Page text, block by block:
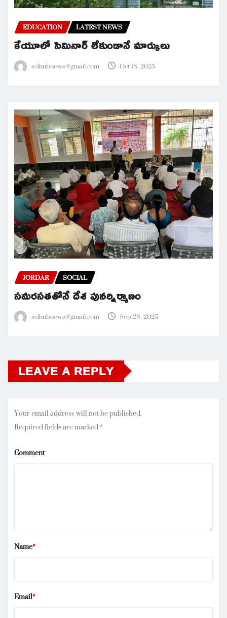
EDUCATION LATEST NEWS
కేయూలో సెమినార్ లేకుండానే మార్కులు
scihubnews@gmail.com Oct 18, 2025
JORDAR SOCIAL
సమరసతతోనే దేశ పునర్నిర్మాణం
scihubnews@gmail.com Sep 28, 2025
LEAVE A REPLY
Your email address will not be published.
Required fields are marked*
Comment
Name*
Email*